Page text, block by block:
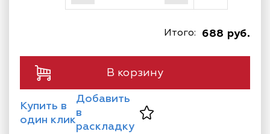
688 руб.
Итого:
В корзину
Купить в
один клик
Добавить
в
раскладку